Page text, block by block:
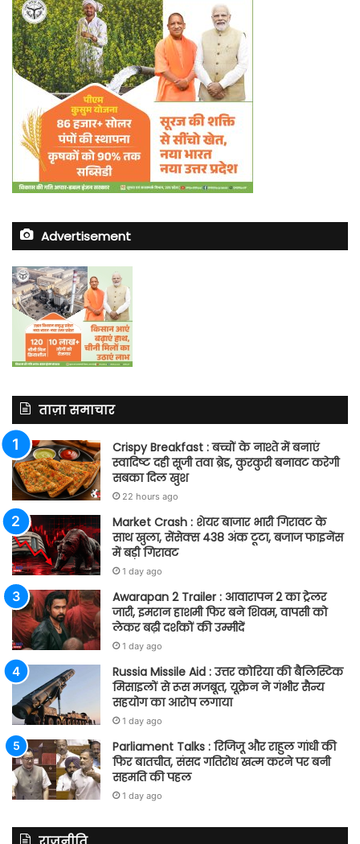
Advertisement
ताज़ा समाचार
Crispy Breakfast : बच्चों के नाश्ते में बनाएं
स्वादिष्ट दही सूजी तवा ब्रेड, कुरकुरी बनावट करेगी
सबका दिल खुश
22 hours ago
Market Crash : शेयर बाजार भारी गिरावट के
साथ खुला, सेंसेक्स 438 अंक टूटा, बजाज फाइनेंस
में बड़ी गिरावट
1 day ago
Awarapan 2 Trailer : आवारापन 2 का ट्रेलर
जारी, इमरान हाशमी फिर बने शिवम, वापसी को
लेकर बढ़ी दर्शकों की उम्मीदें
1 day ago
Russia Missile Aid : उत्तर कोरिया की बैलिस्टिक
मिसाइलों से रूस मजबूत, यूक्रेन ने गंभीर सैन्य
सहयोग का आरोप लगाया
1 day ago
Parliament Talks : रिजिजू और राहुल गांधी की
फिर बातचीत, संसद गतिरोध खत्म करने पर बनी
सहमति की पहल
1 day ago